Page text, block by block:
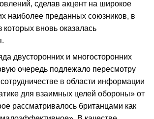
сделав акцент на широкое
наиболее преданных союзников, в
которых вновь оказалась
двусторонних и многосторонних
очередь подлежало пересмотру
в области информации
для взаимных целей обороны» от
рассматривалось британцами как